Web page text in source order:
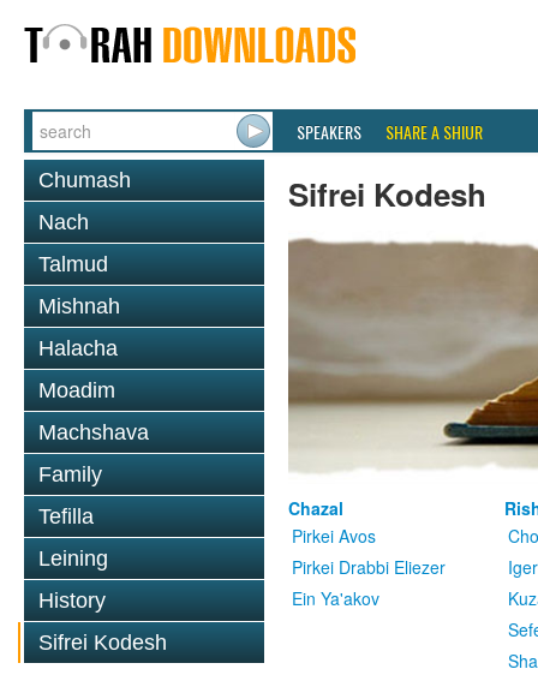
SPEAKERS SHARE A SHIUR
Chumash
Nach
Talmud
Mishnah
Halacha
Moadim
Machshava
Family
Tefilla
Leining
History
Sifrei Kodesh
Sifrei Kodesh
Chazal
Pirkei Avos
Pirkei Drabbi Eliezer
Ein Ya'akov